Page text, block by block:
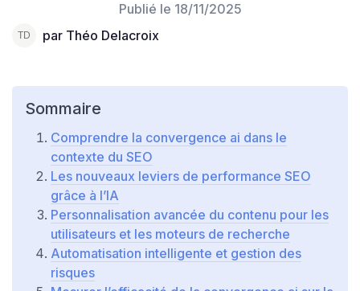
Publié le 18/11/2025
par Théo Delacroix
Sommaire
Comprendre la convergence ai dans le
contexte du SEO
Les nouveaux leviers de performance SEO
grâce à l’IA
Personnalisation avancée du contenu pour les
utilisateurs et les moteurs de recherche
Automatisation intelligente et gestion des
risques